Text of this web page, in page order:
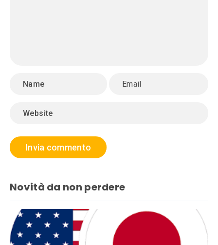
Novità da non perdere